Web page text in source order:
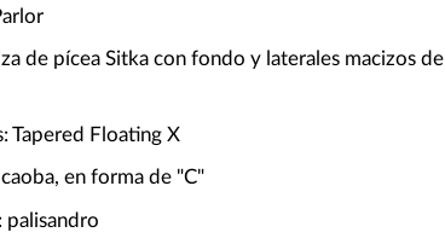
de pícea Sitka con fondo y laterales macizos de
Tapered Floating X
en forma de "C"
palisandro